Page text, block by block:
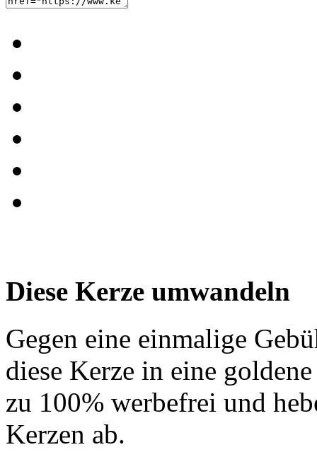
Diese Kerze umwandeln
Gegen eine einmalige
diese Kerze in eine
zu 100% werbefrei und
Kerzen ab.